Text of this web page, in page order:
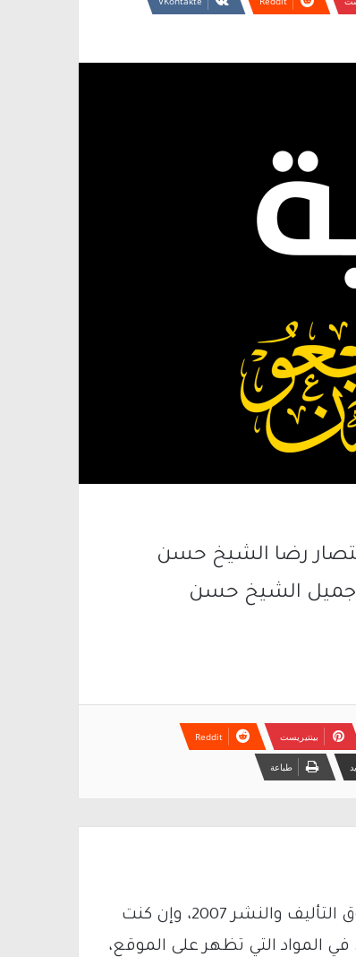
رضا الشيخ حسن
جميل الشيخ حسن
بينتيريست
طباعة
يتم الاستخدام المواد وفقًا للمادة 27 أ من قانون حقوق التأليف والنشر 2007، وإن كنت
المواد التي تظهر على الموقع،